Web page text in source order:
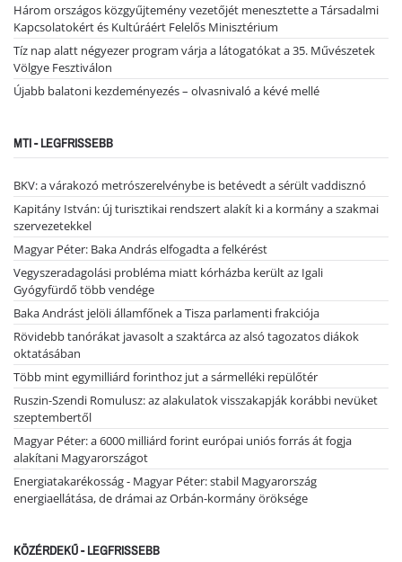
Három országos közgyűjtemény vezetőjét menesztette a Társadalmi
Kapcsolatokért és Kultúráért Felelős Minisztérium
Tíz nap alatt négyezer program várja a látogatókat a 35. Művészetek
Völgye Fesztiválon
Újabb balatoni kezdeményezés – olvasnivaló a kévé mellé
MTI - LEGFRISSEBB
BKV: a várakozó metrószerelvénybe is betévedt a sérült vaddisznó
Kapitány István: új turisztikai rendszert alakít ki a kormány a szakmai
szervezetekkel
Magyar Péter: Baka András elfogadta a felkérést
Vegyszeradagolási probléma miatt kórházba került az Igali
Gyógyfürdő több vendége
Baka Andrást jelöli államfőnek a Tisza parlamenti frakciója
Rövidebb tanórákat javasolt a szaktárca az alsó tagozatos diákok
oktatásában
Több mint egymilliárd forinthoz jut a sármelléki repülőtér
Ruszin-Szendi Romulusz: az alakulatok visszakapják korábbi nevüket
szeptembertől
Magyar Péter: a 6000 milliárd forint európai uniós forrás át fogja
alakítani Magyarországot
Energiatakarékosság - Magyar Péter: stabil Magyarország
energiaellátása, de drámai az Orbán-kormány öröksége
KÖZÉRDEKŰ - LEGFRISSEBB